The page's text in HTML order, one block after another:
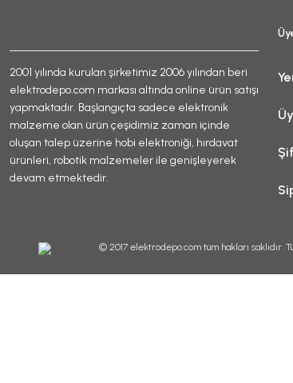
2001 yılında kurulan şirketimiz 2006 yılından beri
elektrodepo.com markası altında online ürün satışı
yapmaktadır. Başlangıçta sadece elektronik
malzeme olan ürün çeşidimiz zaman içinde
oluşan talep üzerine hobi elektroniği, hırdavat
ürünleri, robotik malzemeler ile genişleyerek
devam etmektedir.
© 2017 elektrodepo.com tüm hakları saklıdır.